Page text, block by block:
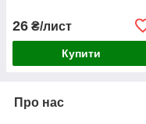
26 ₴/лист
Купити
Про нас